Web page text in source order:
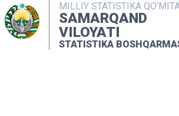
MILLIY STATISTIKA
SAMARQAND
VILOYATI
STATISTIKA
MATBUOT XIZMATI
MUROJAATLAR
KONTAKTLAR